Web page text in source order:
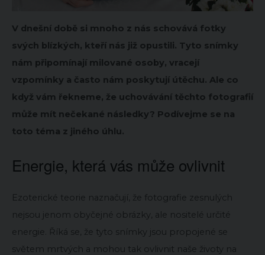
V dnešní době si mnoho z nás schovává fotky
svých blízkých, kteří nás již opustili. Tyto snímky
nám připomínají milované osoby, vracejí
vzpomínky a často nám poskytují útěchu. Ale co
když vám řekneme, že uchovávání těchto fotografií
může mít nečekané následky? Podívejme se na
toto téma z jiného úhlu.
Energie, která vás může ovlivnit
Ezoterické teorie naznačují, že fotografie zesnulých
nejsou jenom obyčejné obrázky, ale nositelé určité
energie. Říká se, že tyto snímky jsou propojené se
světem mrtvých a mohou tak ovlivnit naše životy na